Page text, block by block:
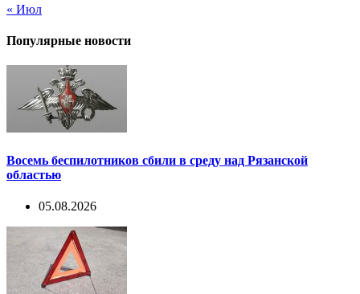
« Июл
Популярные новости
Восемь беспилотников сбили в среду над Рязанской
областью
05.08.2026